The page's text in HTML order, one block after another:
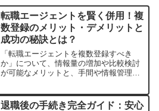
転職エージェントを賢く併用！複
数登録のメリット・デメリットと
成功の秘訣とは？
「転職エージェントを複数登録すべき
か」について、情報量の増加や比較検討
が可能なメリットと、手間や情報管理の
の転職活動に役立つ視点を提供します。
退職後の手続き完全ガイド：安心